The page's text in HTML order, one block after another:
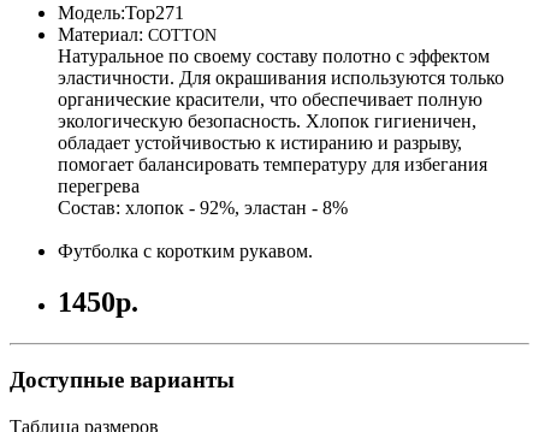
Модель:Top271
Материал: COTTON
Натуральное по своему составу полотно с эффектом
эластичности. Для окрашивания используются только
органические красители, что обеспечивает полную
экологическую безопасность. Хлопок гигиеничен,
обладает устойчивостью к истиранию и разрыву,
помогает балансировать температуру для избегания
перегрева
Состав: хлопок - 92%, эластан - 8%
Футболка с коротким рукавом.
1450р.
Доступные варианты
Таблица размеров